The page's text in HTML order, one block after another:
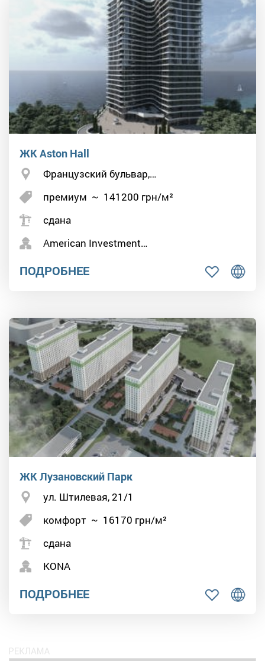
ЖК Aston Hall
Французский бульвар,…
премиум ~ 141200 грн/м²
сдана
American Investment…
ПОДРОБНЕЕ
ЖК Лузановский Парк
ул. Штилевая, 21/1
комфорт ~ 16170 грн/м²
сдана
KONA
ПОДРОБНЕЕ